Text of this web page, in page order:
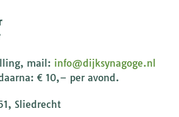
mail: info@dijksynagoge.nl
€ 10,– per avond.
Sliedrecht